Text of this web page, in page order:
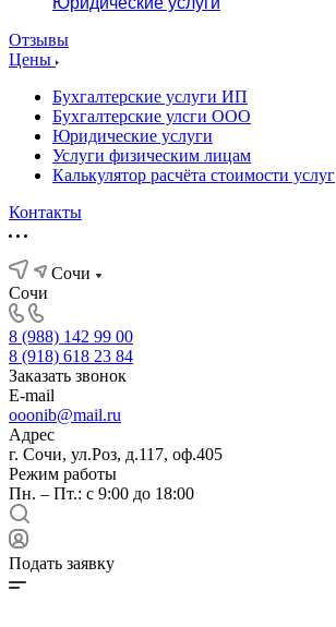
Отзывы
Цены
Бухгалтерские услуги ИП
Бухгалтерские улсги ООО
Юридические услуги
Услуги физическим лицам
Калькулятор расчёта стоимости услуг
Контакты
Сочи
Сочи
8 (988) 142 99 00
8 (918) 618 23 84
Заказать звонок
E-mail
ooonib@mail.ru
Адрес
г. Сочи, ул.Роз, д.117, оф.405
Режим работы
Пн. – Пт.: с 9:00 до 18:00
Подать заявку